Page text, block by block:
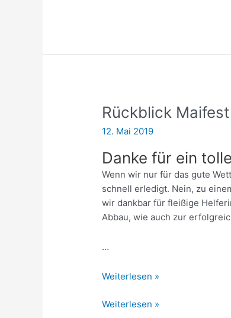
Rückblick Maifest
12. Mai 2019
Danke für ein
Wenn wir nur für das gute
schnell erledigt. Nein, zu
wir dankbar für fleißige
Abbau, wie auch zur
…
Rückblick
Weiterlesen »
Rückblick
Weiterlesen »